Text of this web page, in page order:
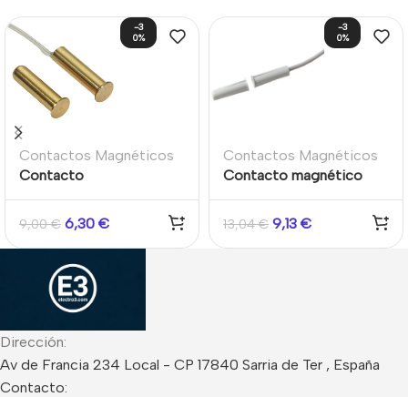
-3
0%
Contactos Magnéticos
Contacto
latón 7,5 mm cableado
para montaje empotrado
9,00€ 6,30 €
-3
0%
Contactos Magnéticos
Contacto magnético
Aritech para empotrar.
Apertura máx. 12 mm.
Cable 2m Aritech
13,04€ 9,13 €
Dirección:
Av de Francia 234 Local - CP 17840 Sarria de Ter , España
Contacto: